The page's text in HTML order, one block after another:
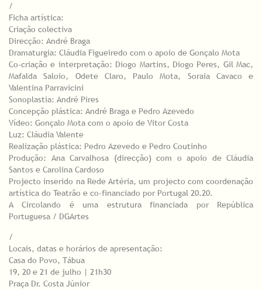
/
Ficha artística:
Criação colectiva
Direcção: André Braga
Dramaturgia: Cláudia Figueiredo com o apoio de Gonçalo Mota
Co-criação e interpretação: Diogo Martins, Diogo Peres, Gil Mac,
Mafalda Saloio, Odete Claro, Paulo Mota, Soraia Cavaco e
Valentina Parravicini
Sonoplastia: André Pires
Concepção plástica: André Braga e Pedro Azevedo
Vídeo: Gonçalo Mota com o apoio de Vitor Costa
Luz: Cláudia Valente
Realização plástica: Pedro Azevedo e Pedro Coutinho
Produção: Ana Carvalhosa (direcção) com o apoio de Cláudia
Santos e Carolina Cardoso
Projecto inserido na Rede Artéria, um projecto com coordenação
artística do Teatrão e co-financiado por Portugal 20.20.
A Circolando é uma estrutura financiada por República
Portuguesa / DGArtes
/
Locais, datas e horários de apresentação:
Casa do Povo, Tábua
19, 20 e 21 de julho | 21h30
Praça Dr. Costa Júnior